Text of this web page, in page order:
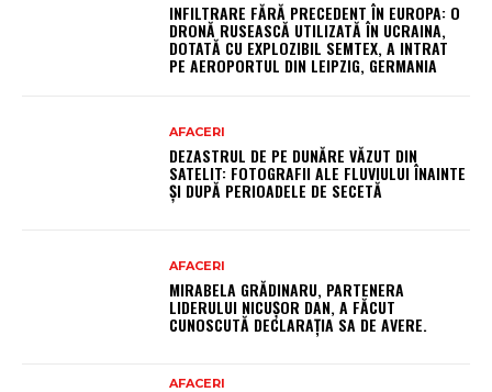
INFILTRARE FĂRĂ PRECEDENT ÎN EUROPA: O
DRONĂ RUSEASCĂ UTILIZATĂ ÎN UCRAINA,
DOTATĂ CU EXPLOZIBIL SEMTEX, A INTRAT
PE AEROPORTUL DIN LEIPZIG, GERMANIA
AFACERI
DEZASTRUL DE PE DUNĂRE VĂZUT DIN
SATELIT: FOTOGRAFII ALE FLUVIULUI ÎNAINTE
ȘI DUPĂ PERIOADELE DE SECETĂ
AFACERI
MIRABELA GRĂDINARU, PARTENERA
LIDERULUI NICUȘOR DAN, A FĂCUT
CUNOSCUTĂ DECLARAȚIA SA DE AVERE.
AFACERI